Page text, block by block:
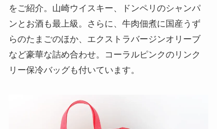
をご紹介。山崎ウイスキー、ドンペリのシャンパ
ンとお酒も最上級。さらに、牛肉佃煮に国産うず
らのたまごのほか、エクストラバージンオリーブ
など豪華な詰め合わせ。コーラルピンクのリンク
リー保冷バッグも付いています。